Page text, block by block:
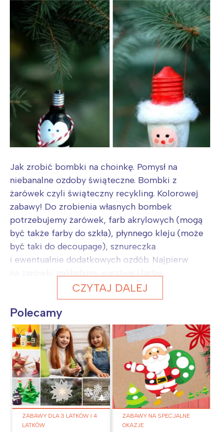
Jak zrobić bombki na choinkę. Pomysł na
niebanalne ozdoby świąteczne. Bombki z
żarówek czyli świąteczny recykling. Kolorowej
zabawy! Do zrobienia własnych bombek
potrzebujemy żarówek, farb akrylowych (mogą
być także farby do szkła), płynnego kleju (może
być taki do decoupage), sznureczka
i ewentualnie dodatkowych ozdób. Najpierw
CZYTAJ DALEJ
Polecamy
ZABAWY DLA 3 LATKÓW I 4
LATKÓW
ZABAWY NA SPECJALNE
OKAZJE